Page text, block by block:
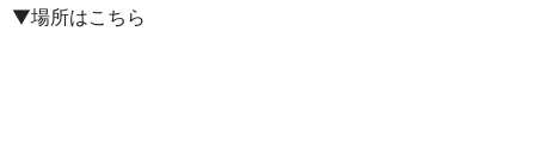
▼場所はこちら